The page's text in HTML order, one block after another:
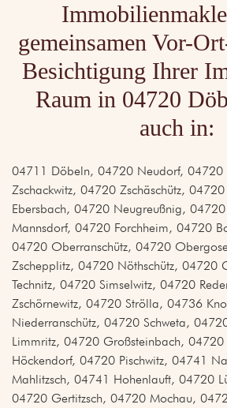
gemeinsamen Vor-
Besichtigung Ihrer
Raum in 04720
auch in:
04711 Döbeln, 04720 Neudorf, 04720
Zschackwitz, 04720 Zschäschütz,
Ebersbach, 04720 Neugreußnig,
Mannsdorf, 04720 Forchheim, 04720
04720 Oberranschütz, 04720
Zschepplitz, 04720 Nöthschütz, 04720
Technitz, 04720 Simselwitz, 04720
Zschörnewitz, 04720 Strölla, 04736
Niederranschütz, 04720 Schweta,
Limmritz, 04720 Großsteinbach,
Höckendorf, 04720 Pischwitz, 04741
Mahlitzsch, 04741 Hohenlauft, 04720
04720 Gertitzsch, 04720 Mochau,